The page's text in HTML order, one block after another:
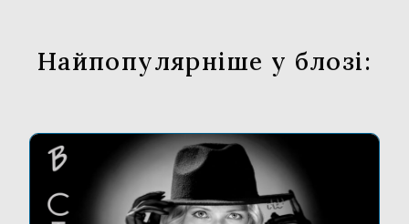
Найпопулярніше у блозі: